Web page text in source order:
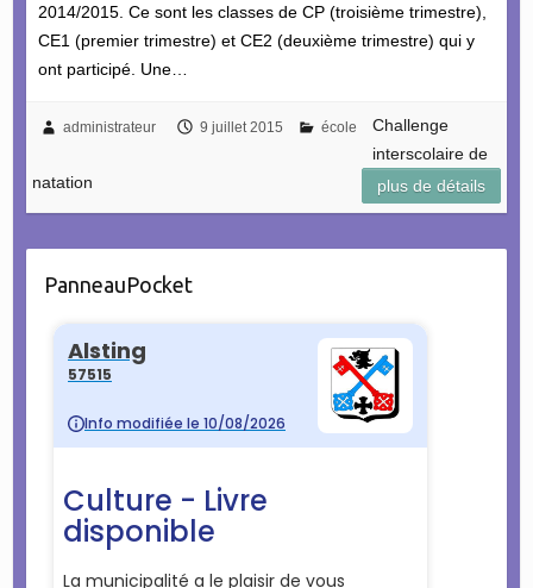
2014/2015. Ce sont les classes de CP (troisième trimestre),
CE1 (premier trimestre) et CE2 (deuxième trimestre) qui y
ont participé. Une…
administrateur 9 juillet 2015 école
Challenge
interscolaire de
natation
plus de détails
PanneauPocket